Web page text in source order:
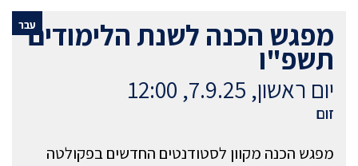
עברמפגש הכנה לשנת הלימודים
תשפ"ו
יום ראשון, 7.9.25, 12:00
זום
מפגש הכנה מקוון לסטודנטים החדשים בפקולטה